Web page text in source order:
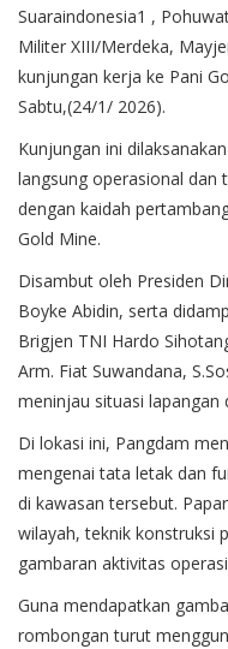
Suaraindonesia1 ,
Militer XIII/Merdeka,
kunjungan kerja ke Pani
Sabtu,(24/1/ 2026).
Kunjungan ini
langsung operasional dan
dengan kaidah
Gold Mine.
Disambut oleh Presiden
Boyke Abidin, serta
Brigjen TNI Hardo
Arm. Fiat Suwandana,
meninjau situasi lapangan
Di lokasi ini, Pangdam
mengenai tata letak dan
di kawasan tersebut.
wilayah, teknik konstruksi
gambaran aktivitas
Guna mendapatkan
rombongan turut